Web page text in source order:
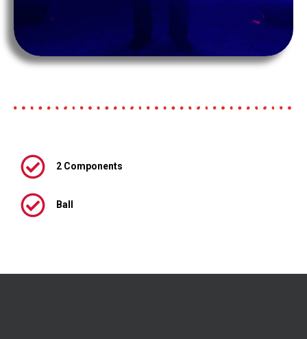
2 Components
Ball